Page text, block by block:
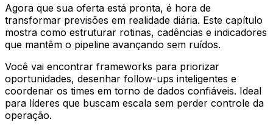
Agora que sua oferta está pronta, é hora de
transformar previsões em realidade diária. Este capítulo
mostra como estruturar rotinas, cadências e indicadores
que mantêm o pipeline avançando sem ruídos.
Você vai encontrar frameworks para priorizar
oportunidades, desenhar follow-ups inteligentes e
coordenar os times em torno de dados confiáveis. Ideal
para líderes que buscam escala sem perder controle da
operação.